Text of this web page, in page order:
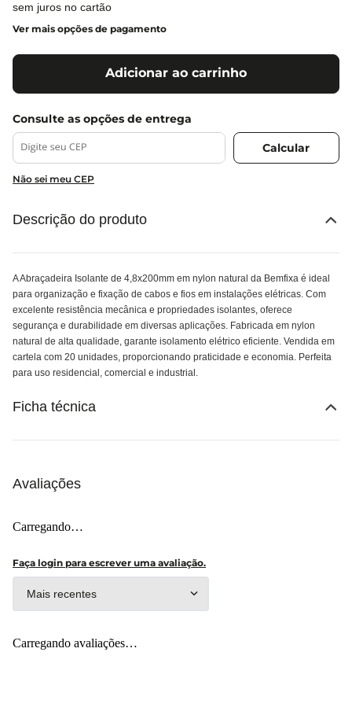
sem juros no cartão
Ver mais opções de pagamento
Adicionar ao carrinho
Não sei meu CEP
Descrição do produto
A Abraçadeira Isolante de 4,8x200mm em nylon natural da Bemfixa é ideal
para organização e fixação de cabos e fios em instalações elétricas. Com
excelente resistência mecânica e propriedades isolantes, oferece
segurança e durabilidade em diversas aplicações. Fabricada em nylon
natural de alta qualidade, garante isolamento elétrico eficiente. Vendida em
cartela com 20 unidades, proporcionando praticidade e economia. Perfeita
para uso residencial, comercial e industrial.
Ficha técnica
Avaliações
Carregando…
Faça login para escrever uma avaliação.
Mais recentes
Carregando avaliações…